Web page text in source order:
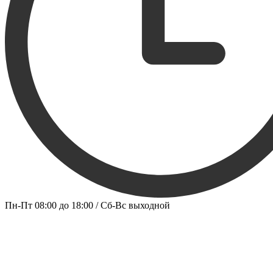
Пн-Пт 08:00 до 18:00 / Сб-Вс выходной